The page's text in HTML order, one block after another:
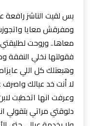
بس لقيت الناشز رافعة
ومفرقش معايا
معاها.. وروحت
فقولتها نخلي النفقة
وهبعتلك كل اللي
لا أنت خد عيالك
وعرفت انها اتخطبت
دلوقتي مراتي